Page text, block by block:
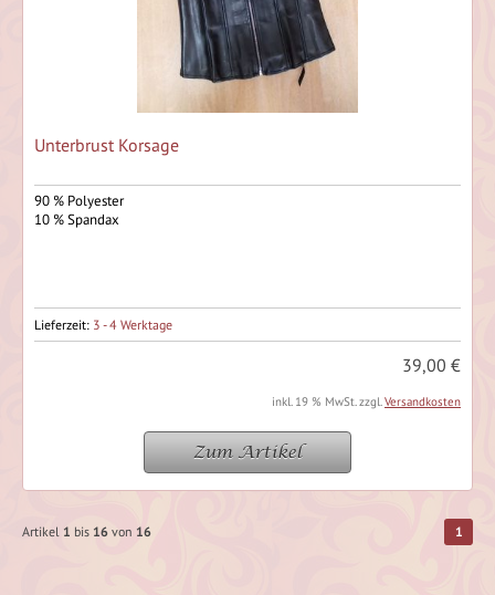
Unterbrust Korsage
90 % Polyester
10 % Spandax
Lieferzeit: 3 - 4 Werktage
39,00 €
inkl. 19 % MwSt. zzgl.Versandkosten
Zum Artikel
Artikel 1 bis 16 von 16 1